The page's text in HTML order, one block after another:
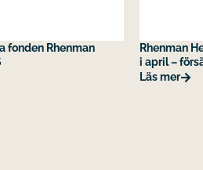
fonden Rhenman
Rhenman
i april –
Läs mer